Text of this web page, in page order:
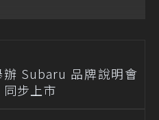
Subaru 品牌說明會
步上市